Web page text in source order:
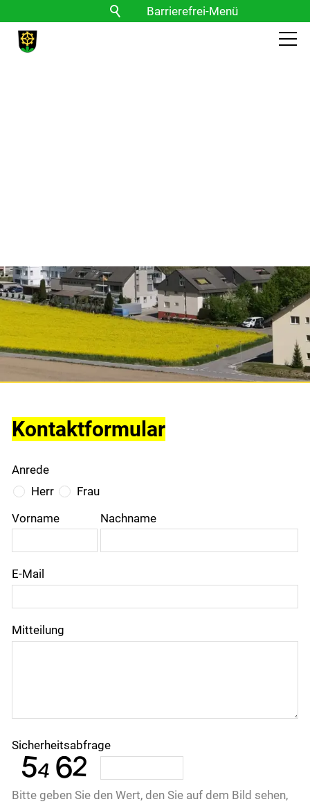
Barrierefrei-Menü
Powered by Weblication® CMS
Themen
Gemeinde & Wirtschaft
Politik
Freizeit & Kultur
Bildung & Jugend
Kontakt
Login
Drucken
Kontaktformular
Anrede
Herr
Frau
Vorname
Nachname
E-Mail
Mitteilung
Sicherheitsabfrage
Bitte geben Sie den Wert, den Sie auf dem Bild sehen,